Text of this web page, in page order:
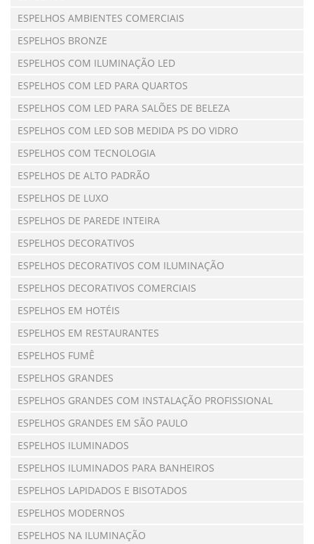
ESPELHOS AMBIENTES COMERCIAIS
ESPELHOS BRONZE
ESPELHOS COM ILUMINAÇÃO LED
ESPELHOS COM LED PARA QUARTOS
ESPELHOS COM LED PARA SALÕES DE BELEZA
ESPELHOS COM LED SOB MEDIDA PS DO VIDRO
ESPELHOS COM TECNOLOGIA
ESPELHOS DE ALTO PADRÃO
ESPELHOS DE LUXO
ESPELHOS DE PAREDE INTEIRA
ESPELHOS DECORATIVOS
ESPELHOS DECORATIVOS COM ILUMINAÇÃO
ESPELHOS DECORATIVOS COMERCIAIS
ESPELHOS EM HOTÉIS
ESPELHOS EM RESTAURANTES
ESPELHOS FUMÊ
ESPELHOS GRANDES
ESPELHOS GRANDES COM INSTALAÇÃO PROFISSIONAL
ESPELHOS GRANDES EM SÃO PAULO
ESPELHOS ILUMINADOS
ESPELHOS ILUMINADOS PARA BANHEIROS
ESPELHOS LAPIDADOS E BISOTADOS
ESPELHOS MODERNOS
ESPELHOS NA ILUMINAÇÃO